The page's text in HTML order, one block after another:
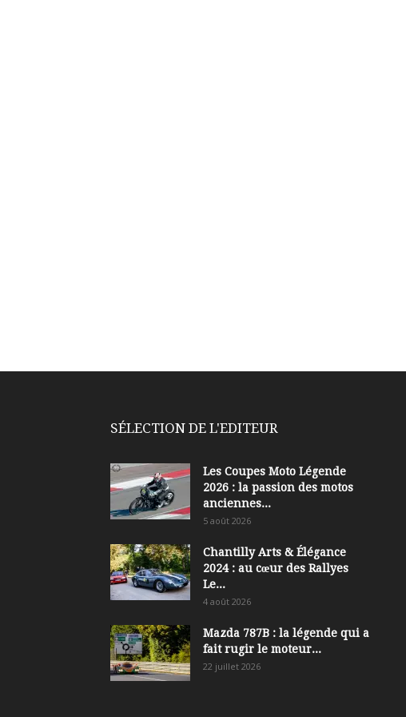
SÉLECTION DE L'EDITEUR
Les Coupes Moto Légende
2026 : la passion des motos
anciennes...
5 août 2026
Chantilly Arts & Élégance
2024 : au cœur des Rallyes
Le...
4 août 2026
Mazda 787B : la légende qui a
fait rugir le moteur...
22 juillet 2026